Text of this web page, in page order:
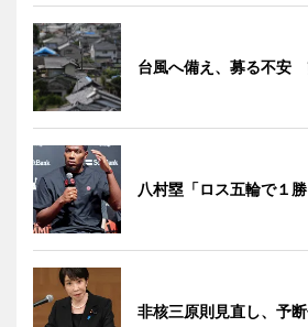
台風へ備え、募る不安
八村塁「ロス五輪で１勝
非核三原則見直し、予